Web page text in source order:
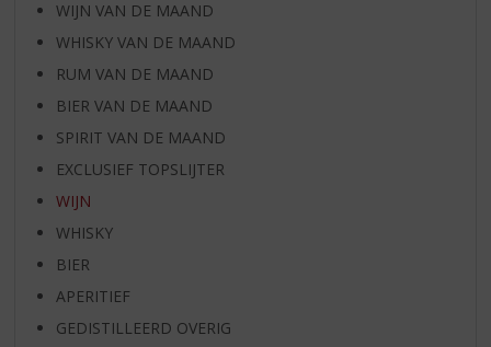
WIJN VAN DE MAAND
WHISKY VAN DE MAAND
RUM VAN DE MAAND
BIER VAN DE MAAND
SPIRIT VAN DE MAAND
EXCLUSIEF TOPSLIJTER
WIJN
WHISKY
BIER
APERITIEF
GEDISTILLEERD OVERIG